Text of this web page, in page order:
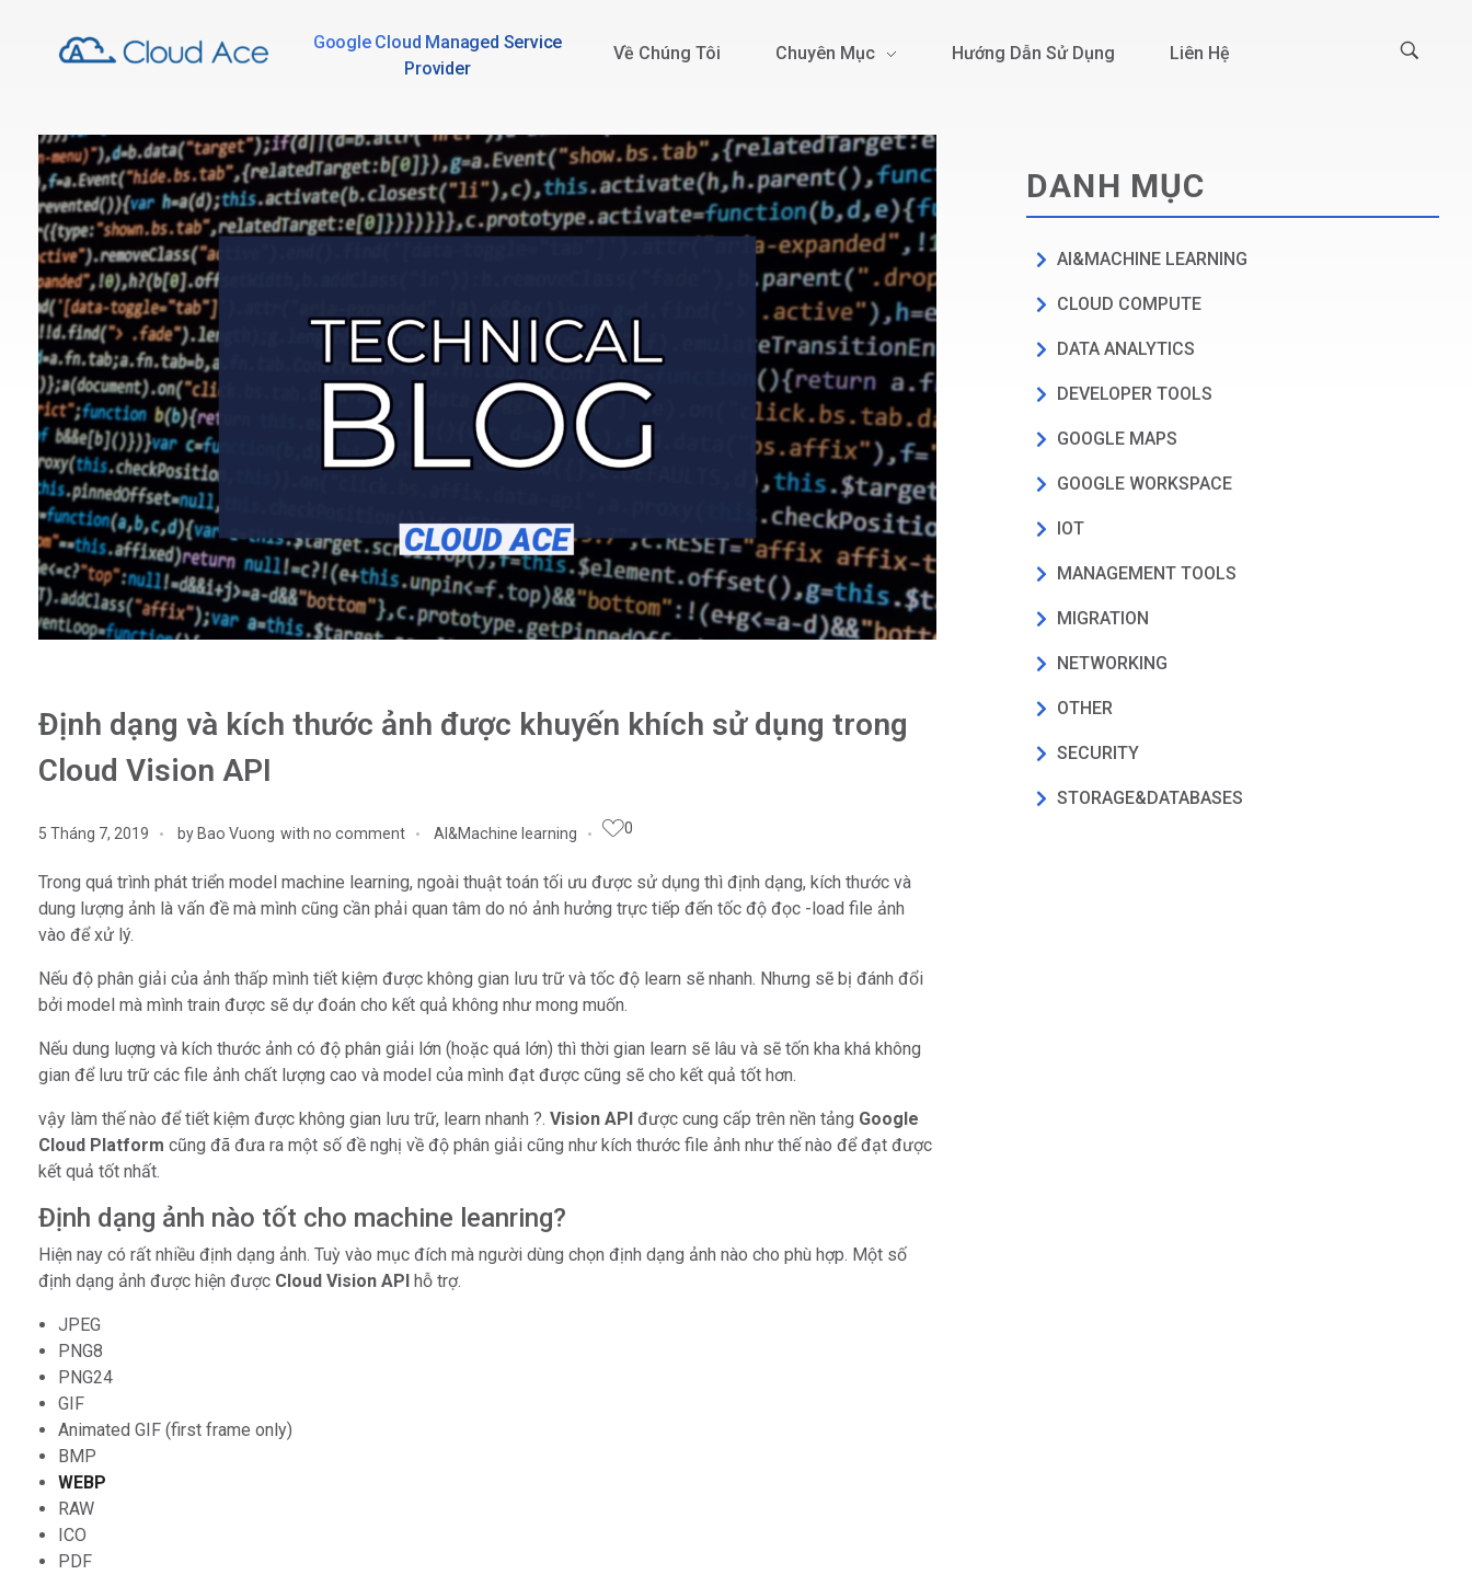
Google Cloud Managed Service
Provider
Về Chúng Tôi Chuyên Mục Hướng Dẫn Sử Dụng Liên Hệ
Định dạng và kích thước ảnh được khuyến khích sử dụng trong
Cloud Vision API
5 Tháng 7, 2019 by Bao Vuong with no comment AI&Machine learning 0
Trong quá trình phát triển model machine learning, ngoài thuật toán tối ưu được sử dụng thì định dạng, kích thước và
dung lượng ảnh là vấn đề mà mình cũng cần phải quan tâm do nó ảnh hưởng trực tiếp đến tốc độ đọc -load file ảnh
vào để xử lý.
Nếu độ phân giải của ảnh thấp mình tiết kiệm được không gian lưu trữ và tốc độ learn sẽ nhanh. Nhưng sẽ bị đánh đổi
bởi model mà mình train được sẽ dự đoán cho kết quả không như mong muốn.
Nếu dung luợng và kích thước ảnh có độ phân giải lớn (hoặc quá lớn) thì thời gian learn sẽ lâu và sẽ tốn kha khá không
gian để lưu trữ các file ảnh chất lượng cao và model của mình đạt được cũng sẽ cho kết quả tốt hơn.
vậy làm thế nào để tiết kiệm được không gian lưu trữ, learn nhanh ?. Vision API được cung cấp trên nền tảng Google
Cloud Platform cũng đã đưa ra một số đề nghị về độ phân giải cũng như kích thước file ảnh như thế nào để đạt được
kết quả tốt nhất.
Định dạng ảnh nào tốt cho machine leanring?
Hiện nay có rất nhiều định dạng ảnh. Tuỳ vào mục đích mà người dùng chọn định dạng ảnh nào cho phù hợp. Một số
định dạng ảnh được hiện được Cloud Vision API hỗ trợ.
JPEG
PNG8
PNG24
GIF
Animated GIF (first frame only)
BMP
WEBP
RAW
ICO
PDF
DANH MỤC
AI&MACHINE LEARNING
CLOUD COMPUTE
DATA ANALYTICS
DEVELOPER TOOLS
GOOGLE MAPS
GOOGLE WORKSPACE
IOT
MANAGEMENT TOOLS
MIGRATION
NETWORKING
OTHER
SECURITY
STORAGE&DATABASES